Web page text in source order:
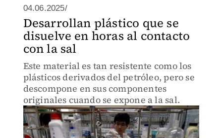
04.06.2025/
Desarrollan plástico que se
disuelve en horas al contacto
con la sal
Este material es tan resistente como los
plásticos derivados del petróleo, pero se
descompone en sus componentes
originales cuando se expone a la sal.